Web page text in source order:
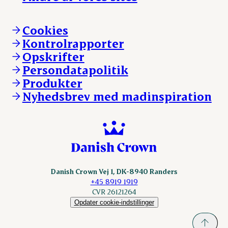
Øvrige henvendelser
Hvem er vi
Vores resultater
Vores lokationer
Kontakt
Andelsejere - kreatur
Danishcrownprofessional.com
DAT-Schaub.com
ESS-FOOD.com
Fonden Dansk Gastronomi
KLS.se
nordicspoor.com
Scanhide.dk
Cookies
Kontrolrapporter
Opskrifter
Persondatapolitik
Produkter
Nyhedsbrev med madinspiration
Danish Crown Vej 1, DK-8940 Randers
+45 8919 1919
CVR 26121264
Opdater cookie-indstillinger